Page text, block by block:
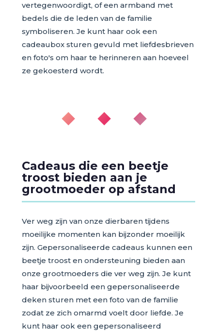
vertegenwoordigt, of een armband met
bedels die de leden van de familie
symboliseren. Je kunt haar ook een
cadeaubox sturen gevuld met liefdesbrieven
en foto's om haar te herinneren aan hoeveel
ze gekoesterd wordt.
◆ ◆ ◆
Cadeaus die een beetje
troost bieden aan je
grootmoeder op afstand
Ver weg zijn van onze dierbaren tijdens
moeilijke momenten kan bijzonder moeilijk
zijn. Gepersonaliseerde cadeaus kunnen een
beetje troost en ondersteuning bieden aan
onze grootmoeders die ver weg zijn. Je kunt
haar bijvoorbeeld een gepersonaliseerde
deken sturen met een foto van de familie
zodat ze zich omarmd voelt door liefde. Je
kunt haar ook een gepersonaliseerd